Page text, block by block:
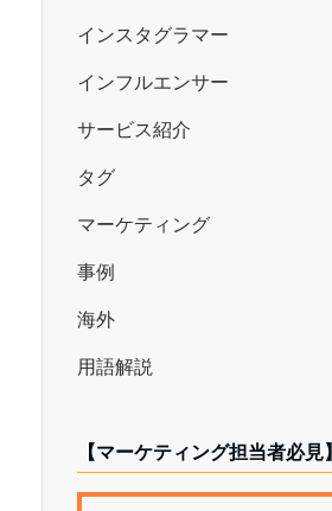
インスタグラマー
インフルエンサー
サービス紹介
タグ
マーケティング
事例
海外
用語解説
【マーケティング担当者必見】